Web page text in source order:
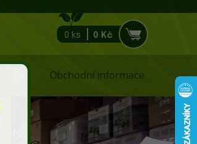
0 ks 0 Kč
Obchodní informace